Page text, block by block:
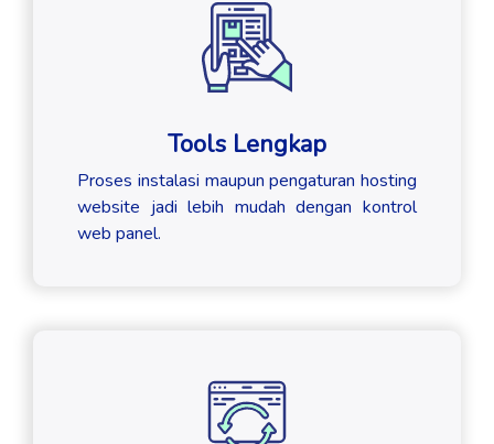
Tools Lengkap
Proses instalasi maupun pengaturan hosting
website jadi lebih mudah dengan kontrol
web panel.